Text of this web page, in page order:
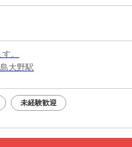
。
大野駅
未経験歓迎